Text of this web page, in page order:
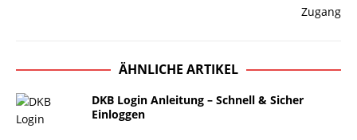
ÄHNLICHE ARTIKEL
DKB Login Anleitung – Schnell & Sicher
Einloggen